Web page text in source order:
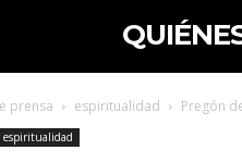
prensa espiritualidad Pregón
espiritualidad